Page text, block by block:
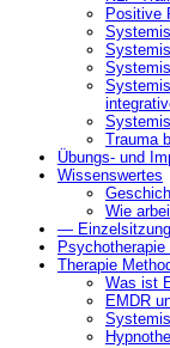
Positive
Trauma
Übungs- und
Wissenswertes
Wie
—
Psychotherapie
Therapie
Was ist
EMDR